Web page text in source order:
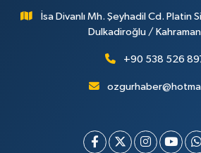
İsa Divanlı Mh. Şeyhadil Cd.
Dulkadiroğlu /
+90 538 526